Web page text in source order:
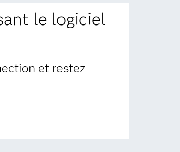
le logiciel
et restez